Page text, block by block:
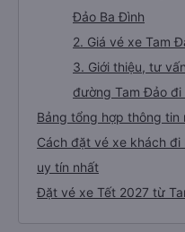
Đảo Ba Đình
2. Giá vé xe Tam
3. Giới thiệu, tư
đường Tam Đảo đi
Bảng tổng hợp thông tin
Cách đặt vé xe khách
uy tín nhất
Đặt vé xe Tết 2027 từ